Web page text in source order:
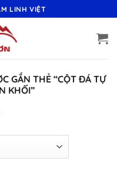
LINH VIỆT
GẮN THẺ “CỘT ĐÁ TỰ
KHỐI”